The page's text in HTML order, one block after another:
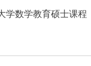
学数学教育硕士课程